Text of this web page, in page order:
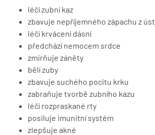
léčí zubní kaz
zbavuje nepříjemného zápachu z úst
léčí krvácení dásní
předchází nemocem srdce
zmirňuje záněty
bělí zuby
zbavuje suchého pocitu krku
zabraňuje tvorbě zubního kazu
léčí rozpraskané rty
posiluje imunitní systém
zlepšuje akné